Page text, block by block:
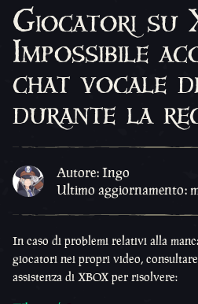
Giocatori su
Impossibile
chat vocale
durante la
Autore: Ingo
Ultimo aggiornamento:
In caso di problemi relativi alla
giocatori nei propri video,
assistenza di XBOX per risolvere: